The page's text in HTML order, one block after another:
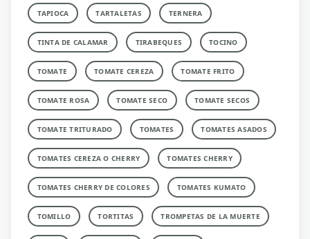
TAPIOCA TARTALETAS TERNERA
TINTA DE CALAMAR TIRABEQUES TOCINO
TOMATE TOMATE CEREZA TOMATE FRITO
TOMATE ROSA TOMATE SECO TOMATE SECOS
TOMATE TRITURADO TOMATES TOMATES ASADOS
TOMATES CEREZA O CHERRY TOMATES CHERRY
TOMATES CHERRY DE COLORES TOMATES KUMATO
TOMILLO TORTITAS TROMPETAS DE LA MUERTE